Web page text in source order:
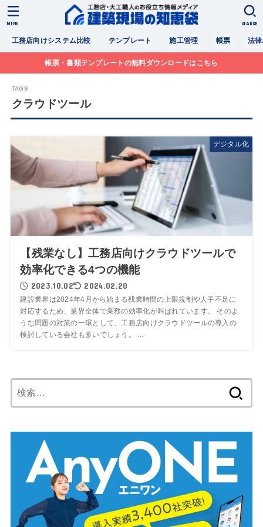
工務店向けシステム比較 テンプレート 施工管理 帳票 法
SEARCH
MENU
帳票・書類テンプレートの無料ダウンロードはこちら
クラウドツール
デジタル化
【残業なし】工務店向けクラウドツールで
効率化できる4つの機能
2023.10.02 2024.02.20
建設業界は2024年4月から始まる残業時間の上限規制や人手不足に
対応するため、業界全体で業務の効率化が叫ばれています。 そのよ
うな問題の対策の一環として、工務店向けクラウドツールの導入の
検討している会社も多いでしょう。 ...
索: